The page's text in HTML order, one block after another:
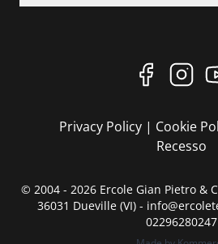
Privacy Policy | Cookie
Recesso
© 2004 - 2026 Ercole Gian Pietro &
36031 Dueville (VI) -
02296280247